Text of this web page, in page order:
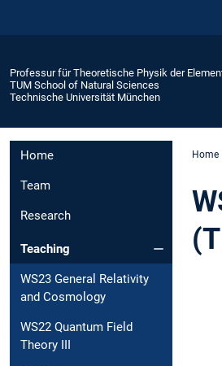
Professur für Theoretische Physik der
TUM School of Natural Sciences
Technische Universität München
Home
Team
Research
Teaching
WS23 General Relativity
and Cosmology
WS22 Quantum Field
Theory III
Home